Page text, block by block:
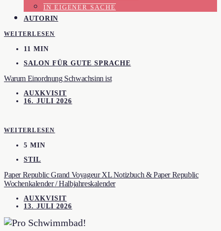
IN EIGENER SACHE
AUTORIN
WEITERLESEN
11 MIN
SALON FÜR GUTE SPRACHE
Warum Einordnung Schwachsinn ist
AUXKVISIT
16. JULI 2026
WEITERLESEN
5 MIN
STIL
Paper Republic Grand Voyageur XL Notizbuch & Paper Republic
Wochenkalender / Halbjahreskalender
AUXKVISIT
13. JULI 2026